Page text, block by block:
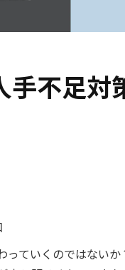
手不足対
っていくのではない